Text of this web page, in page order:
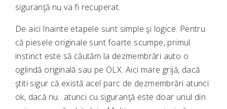
siguranţă nu va fi recuperat.
De aici înainte etapele sunt simple şi logice. Pentru
că piesele originale sunt foarte scumpe, primul
instinct este să căutăm la dezmembrări auto o
oglindă originală sau pe OLX. Aici mare grijă, dacă
ştiti sigur că există acel parc de dezmembrări atunci
ok, dacă nu…atunci cu siguranţă este doar unul din